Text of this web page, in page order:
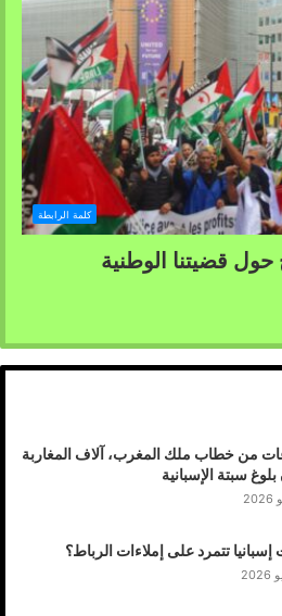
للأمين العام للأمم المتحدة
ستافان دي ميستورا. لكنه لا يغير
الغربية، ولا يمنح السيادة
ولا يتيح للدولة الإسبانية التنصل
الدولية كقوة مديرة للإقليم، ولا
الصحراوي في الاستمرار في
استكمال سيادة الجمهورية
الوطني.
كلمة الرابطة
حول قضيتنا الوطنية
من خطاب ملك المغرب، آلاف المغاربة
سبتة الإسبانية
تتمرد على إملاءات الرباط؟